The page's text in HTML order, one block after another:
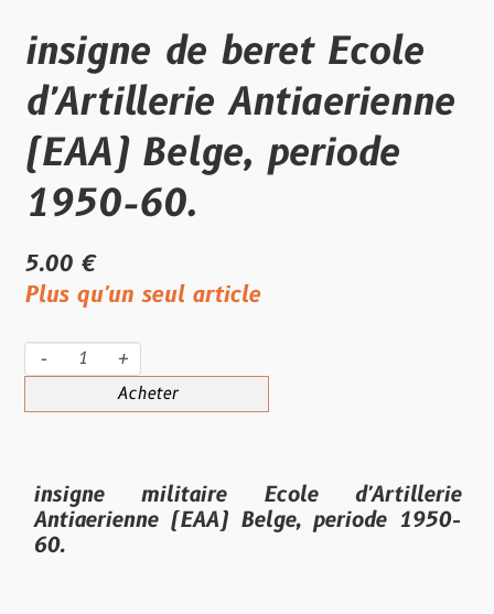
insigne de beret Ecole
d'Artillerie Antiaerienne
(EAA) Belge, periode
1950-60.
5.00 €
Plus qu'un seul article
- +
Acheter
insigne militaire Ecole d'Artillerie
Antiaerienne (EAA) Belge, periode 1950-
60.